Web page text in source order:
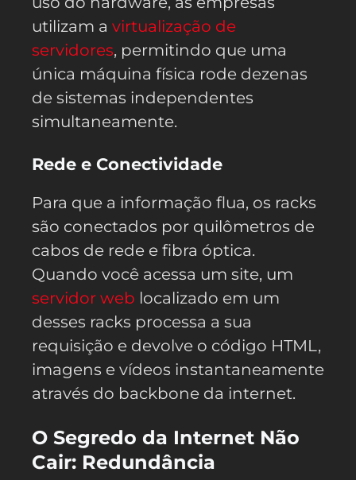
utilizam a virtualização de
servidores, permitindo que uma
única máquina física rode dezenas
de sistemas independentes
simultaneamente.
Rede e Conectividade
Para que a informação flua, os racks
são conectados por quilômetros de
cabos de rede e fibra óptica.
Quando você acessa um site, um
servidor web localizado em um
desses racks processa a sua
requisição e devolve o código HTML,
imagens e vídeos instantaneamente
através do backbone da internet.
O Segredo da Internet Não
Cair: Redundância